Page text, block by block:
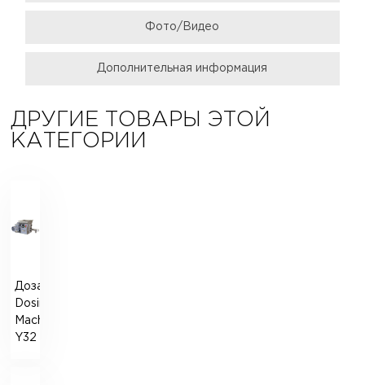
Фото/Видео
Дополнительная информация
ДРУГИЕ ТОВАРЫ ЭТОЙ
КАТЕГОРИИ
Дозатор
Dosing
Machine
Y32